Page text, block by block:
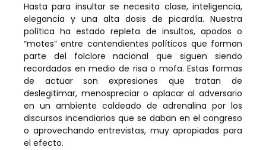
Hasta para insultar se necesita clase, inteligencia,
elegancia y una alta dosis de picardía. Nuestra
política ha estado repleta de insultos, apodos o
“motes” entre contendientes políticos que forman
parte del folclore nacional que siguen siendo
recordados en medio de risa o mofa. Estas formas
de actuar son expresiones que tratan de
deslegitimar, menospreciar o aplacar al adversario
en un ambiente caldeado de adrenalina por los
discursos incendiarios que se daban en el congreso
o aprovechando entrevistas, muy apropiadas para
el efecto.